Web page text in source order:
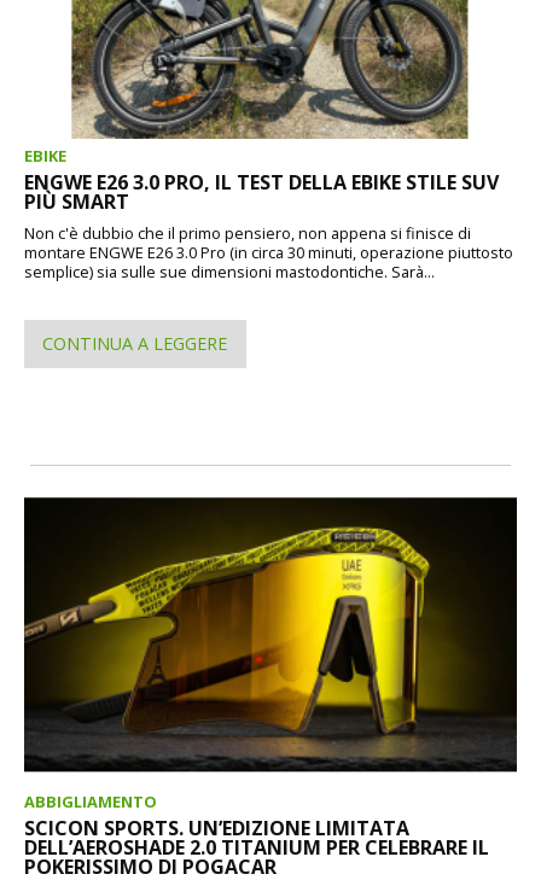
EBIKE
ENGWE E26 3.0 PRO, IL TEST DELLA EBIKE STILE SUV
PIÙ SMART
Non c'è dubbio che il primo pensiero, non appena si finisce di
montare ENGWE E26 3.0 Pro (in circa 30 minuti, operazione piuttosto
semplice) sia sulle sue dimensioni mastodontiche. Sarà...
CONTINUA A LEGGERE
ABBIGLIAMENTO
SCICON SPORTS. UN’EDIZIONE LIMITATA
DELL’AEROSHADE 2.0 TITANIUM PER CELEBRARE IL
POKERISSIMO DI POGACAR